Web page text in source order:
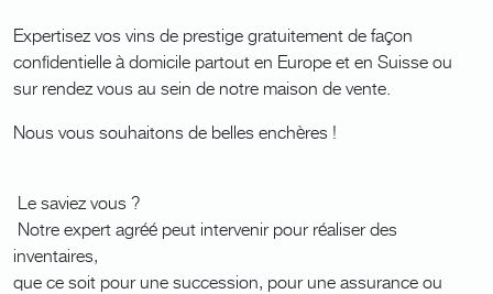
Expertisez vos vins de prestige gratuitement de façon
confidentielle à domicile partout en Europe et en Suisse ou
sur rendez vous au sein de notre maison de vente.
Nous vous souhaitons de belles enchères !
Le saviez vous ?
Notre expert agréé peut intervenir pour réaliser des
inventaires,
que ce soit pour une succession, pour une assurance ou